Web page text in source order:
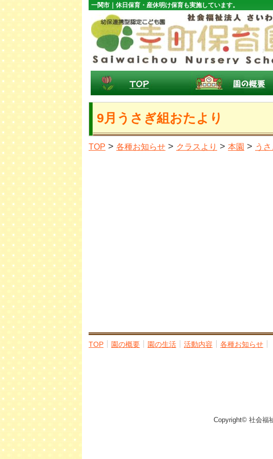
一関市｜休日保育・産休明け保育も実施しています。
9月うさぎ組おたより
TOP > 各種お知らせ > クラスより > 本園 > う
TOP 園の概要 園の生活 活動内容 各種お知らせ
Copyright© 社会